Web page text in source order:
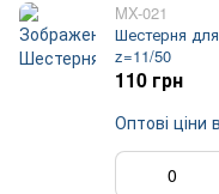
MX-021
Шестерня
z=11/50
110 грн
Оптові ціни